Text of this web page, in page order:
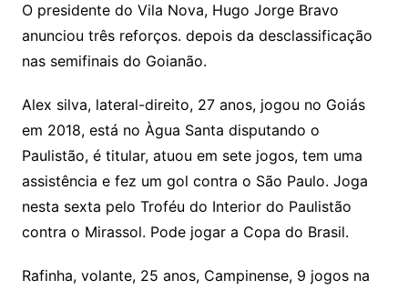
O presidente do Vila Nova, Hugo Jorge Bravo
anunciou três reforços. depois da desclassificação
nas semifinais do Goianão.
Alex silva, lateral-direito, 27 anos, jogou no Goiás
em 2018, está no Àgua Santa disputando o
Paulistão, é titular, atuou em sete jogos, tem uma
assistência e fez um gol contra o São Paulo. Joga
nesta sexta pelo Troféu do Interior do Paulistão
contra o Mirassol. Pode jogar a Copa do Brasil.
Rafinha, volante, 25 anos, Campinense, 9 jogos na